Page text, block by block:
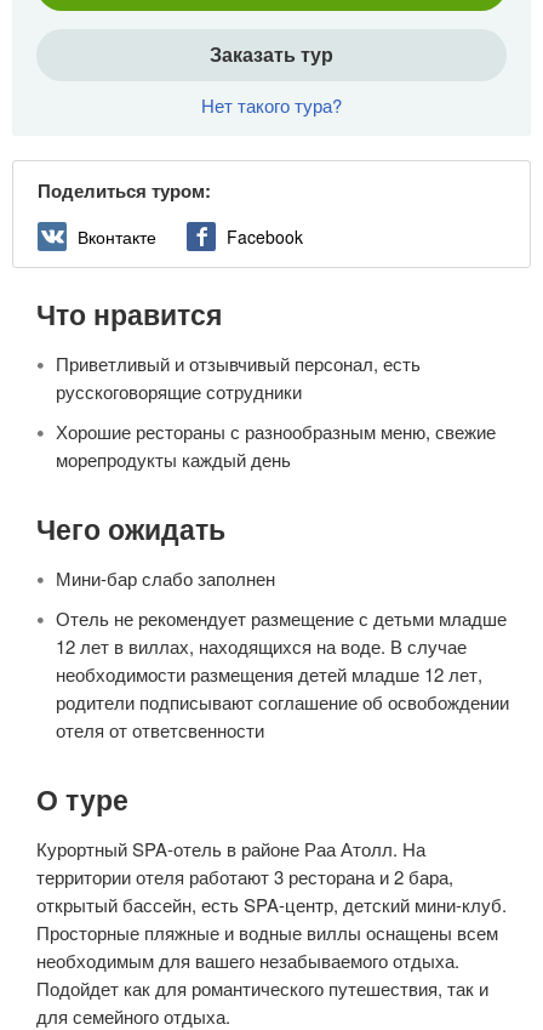
Заказать тур
Нет такого тура?
Поделиться туром:
Вконтакте Facebook
Что нравится
Приветливый и отзывчивый персонал, есть
русскоговорящие сотрудники
Хорошие рестораны с разнообразным меню, свежие
морепродукты каждый день
Чего ожидать
Мини-бар слабо заполнен
Отель не рекомендует размещение с детьми младше
12 лет в виллах, находящихся на воде. В случае
необходимости размещения детей младше 12 лет,
родители подписывают соглашение об освобождении
отеля от ответсвенности
О туре
Курортный SPA-отель в районе Раа Атолл. На
территории отеля работают 3 ресторана и 2 бара,
открытый бассейн, есть SPA-центр, детский мини-клуб.
Просторные пляжные и водные виллы оснащены всем
необходимым для вашего незабываемого отдыха.
Подойдет как для романтического путешествия, так и
для семейного отдыха.